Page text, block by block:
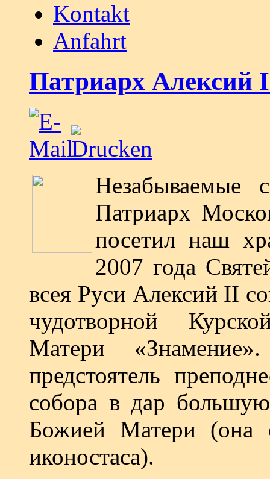
Kontakt
Anfahrt
Патриарх Алексий
Незабываемые
Патриарх
посетил наш
2007 года
всея Руси Алексий II
чудотворной
Матери
предстоятель
собора в дар
Божией Матери (она
иконостаса).